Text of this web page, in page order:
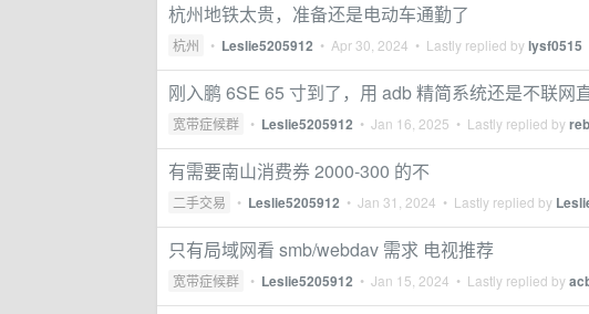
杭州地铁太贵，准备还是电动车通勤了
杭州 • Leslie5205912 • Apr 30, 2024 • Lastly replied bylysf0515
刚入鹏 6SE 65 寸到了，用 adb 精简系统还是不联网
宽带症候群 • Leslie5205912 • Jan 16, 2025 • Lastly replied by
有需要南山消费券 2000-300 的不
二手交易 • Leslie5205912 • Jan 31, 2024 • Lastly replied by
只有局域网看 smb/webdav 需求 电视推荐
宽带症候群 • Leslie5205912 • Jan 15, 2024 • Lastly replied by